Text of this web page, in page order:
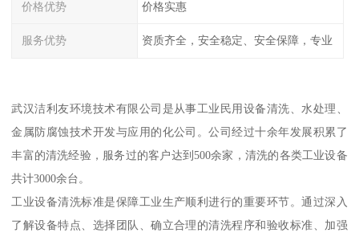
价格优势 价格实惠
服务优势 资质齐全，安全稳定、安全保障，专业
武汉洁利友环境技术有限公司是从事工业民用设备清洗、水处理、
金属防腐蚀技术开发与应用的化公司。公司经过十余年发展积累了
丰富的清洗经验，服务过的客户达到500余家，清洗的各类工业设备
共计3000余台。
工业设备清洗标准是保障工业生产顺利进行的重要环节。通过深入
了解设备特点、选择团队、确立合理的清洗程序和验收标准、加强